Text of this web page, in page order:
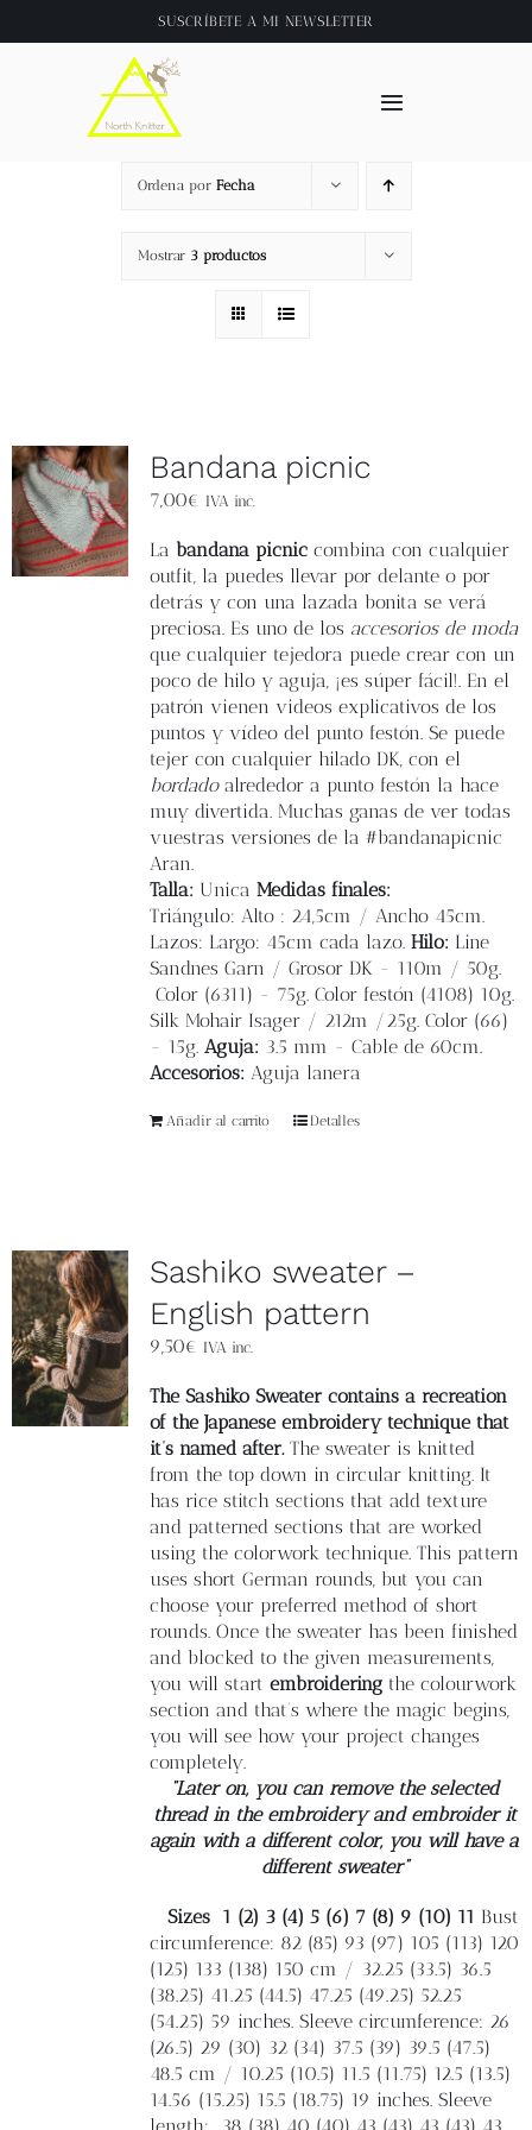
al
SUSCRÍBETE A MI NEWSLETTER
Toggle
About
Tienda
Videos
Blog
Contacto
Newsletter
Carrito
Mi cuenta
Ordena por Fecha
Mostrar 3 productos
Bandana picnic
7,00€ IVA inc.
La bandana picniccombina con cualquier
outfit, la puedes llevar por delante o por
detrás y con una lazada bonita se verá
preciosa. Es uno de los accesorios de moda
que cualquier tejedora puede crear con un
poco de hilo y aguja, ¡es súper fácil!. En el
patrón vienen videos explicativos de los
puntos y vídeo del punto festón. Se puede
tejer con cualquier hilado DK, con el
bordadoalrededor a punto festón la hace
muy divertida. Muchas ganas de ver todas
vuestras versiones de la #bandanapicnic
Aran.
Talla: Unica Medidas finales:
Triángulo: Alto : 24,5cm / Ancho 45cm.
Lazos: Largo: 45cm cada lazo. Hilo: Line
Sandnes Garn / Grosor DK - 110m / 50g.
Color (6311) - 75g. Color festón (4108) 10g.
Silk Mohair Isager / 212m /25g. Color (66)
- 15g. Aguja: 3.5 mm - Cable de 60cm.
Accesorios: Aguja lanera
Añadir al carrito Detalles
Sashiko sweater –
English pattern
9,50€ IVA inc.
The Sashiko Sweater contains a recreation
of the Japanese embroidery technique that
it’s named after.The sweater is knitted
from the top down in circular knitting. It
has rice stitch sections that add texture
and patterned sections that are worked
using the colorwork technique. This pattern
uses short German rounds, but you can
choose your preferred method of short
rounds. Once the sweater has been finished
and blocked to the given measurements,
you will start embroideringthe colourwork
section and that’s where the magic begins,
you will see how your project changes
completely.
“Later on, you can remove the selected
thread in the embroidery and embroider it
again with a different color, you will have a
different sweater”
Sizes 1 (2) 3 (4) 5 (6) 7 (8) 9 (10) 11 Bust
circumference: 82 (85) 93 (97) 105 (113) 120
(125) 133 (138) 150 cm / 32.25 (33.5) 36.5
(38.25) 41.25 (44.5) 47.25 (49.25) 52.25
(54.25) 59 inches. Sleeve circumference: 26
(26.5) 29 (30) 32 (34) 37.5 (39) 39.5 (47.5)
48.5 cm / 10.25 (10.5) 11.5 (11.75) 12.5 (13.5)
14.56 (15.25) 15.5 (18.75) 19 inches. Sleeve